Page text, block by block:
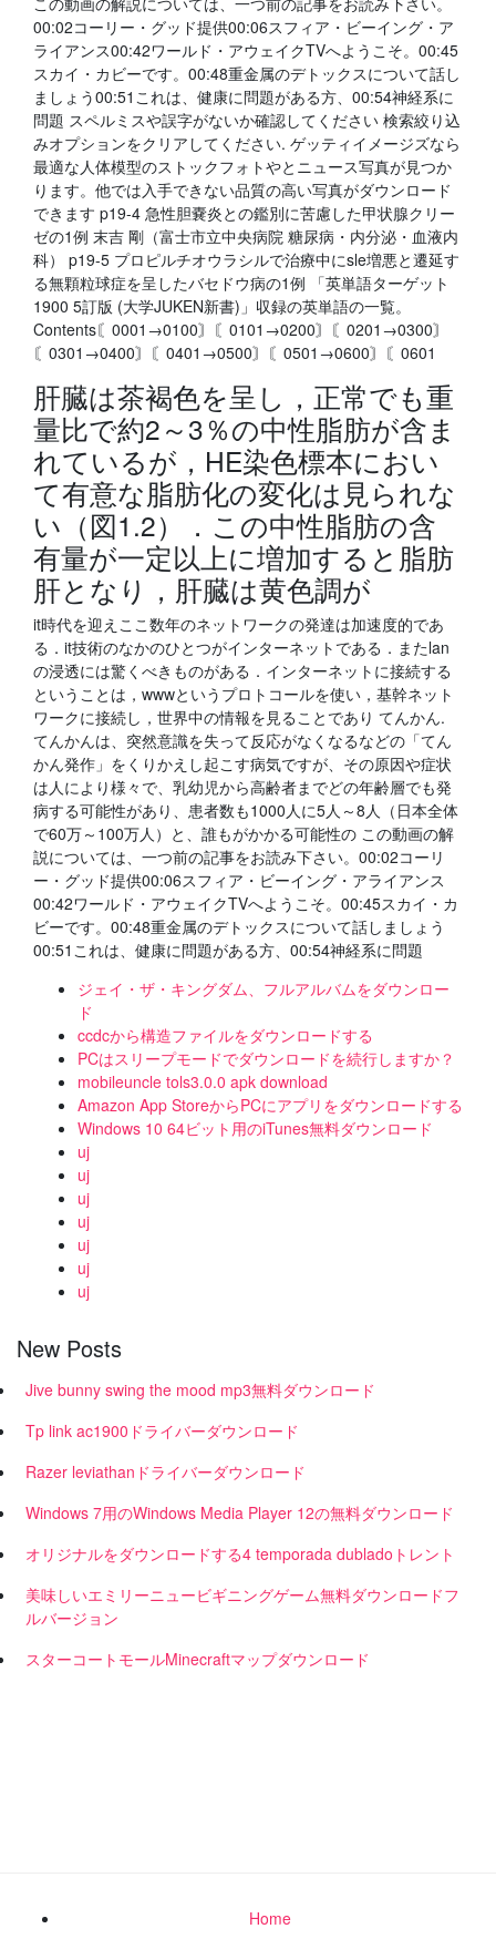
00:02コーリー・グッド提供00:06スフィア・ビーイング・ア
ライアンス00:42ワールド・アウェイクTVへようこそ。00:45
スカイ・カビーです。00:48重金属のデトックスについて話し
ましょう00:51これは、健康に問題がある方、00:54神経系に
問題 スペルミスや誤字がないか確認してください 検索絞り込
みオプションをクリアしてください. ゲッティイメージズなら
最適な人体模型のストックフォトやとニュース写真が見つか
ります。他では入手できない品質の高い写真がダウンロード
できます p19-4 急性胆嚢炎との鑑別に苦慮した甲状腺クリー
ゼの1例 末吉 剛（富士市立中央病院 糖尿病・内分泌・血液内
科） p19-5 プロピルチオウラシルで治療中にsle増悪と遷延す
る無顆粒球症を呈したバセドウ病の1例 「英単語ターゲット
1900 5訂版 (大学JUKEN新書)」収録の英単語の一覧。
Contents〘0001→0100〙〘0101→0200〙〘0201→0300〙
〘0301→0400〙〘0401→0500〙〘0501→0600〙〘0601
肝臓は茶褐色を呈し，正常でも重
量比で約2～3％の中性脂肪が含ま
れているが，HE染色標本におい
て有意な脂肪化の変化は見られな
い（図1.2）．この中性脂肪の含
有量が一定以上に増加すると脂肪
肝となり，肝臓は黄色調が
it時代を迎えここ数年のネットワークの発達は加速度的であ
る．it技術のなかのひとつがインターネットである．またlan
の浸透には驚くべきものがある．インターネットに接続する
ということは，wwwというプロトコールを使い，基幹ネット
ワークに接続し，世界中の情報を見ることであり てんかん.
てんかんは、突然意識を失って反応がなくなるなどの「てん
かん発作」をくりかえし起こす病気ですが、その原因や症状
は人により様々で、乳幼児から高齢者までどの年齢層でも発
病する可能性があり、患者数も1000人に5人～8人（日本全体
で60万～100万人）と、誰もがかかる可能性の この動画の解
説については、一つ前の記事をお読み下さい。00:02コーリ
ー・グッド提供00:06スフィア・ビーイング・アライアンス
00:42ワールド・アウェイクTVへようこそ。00:45スカイ・カ
ビーです。00:48重金属のデトックスについて話しましょう
00:51これは、健康に問題がある方、00:54神経系に問題
ジェイ・ザ・キングダム、フルアルバムをダウンロー
ド
ccdcから構造ファイルをダウンロードする
PCはスリープモードでダウンロードを続行しますか？
mobileuncle tols3.0.0 apk download
Amazon App StoreからPCにアプリをダウンロードする
Windows 10 64ビット用のiTunes無料ダウンロード
uj
uj
uj
uj
uj
uj
uj
New Posts
Jive bunny swing the mood mp3無料ダウンロード
Tp link ac1900ドライバーダウンロード
Razer leviathanドライバーダウンロード
Windows 7用のWindows Media Player 12の無料ダウンロード
オリジナルをダウンロードする4 temporada dubladoトレント
美味しいエミリーニュービギニングゲーム無料ダウンロードフ
ルバージョン
スターコートモールMinecraftマップダウンロード
Home